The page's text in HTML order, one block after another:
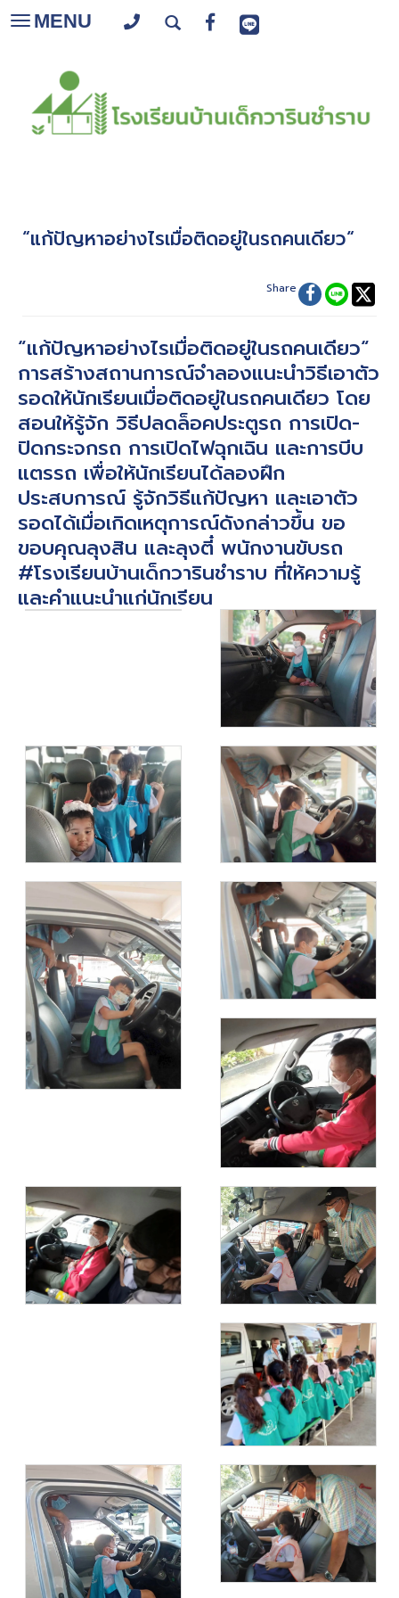
Toggle
MENU
“แก้ปัญหาอย่างไรเมื่อติดอยู่ในรถคนเดียว“
Share
“แก้ปัญหาอย่างไรเมื่อติดอยู่ในรถคนเดียว“
การสร้างสถานการณ์จำลองแนะนำวิธีเอาตัว
รอดให้นักเรียนเมื่อติดอยู่ในรถคนเดียว โดย
สอนให้รู้จัก วิธีปลดล็อคประตูรถ การเปิด-
ปิดกระจกรถ การเปิดไฟฉุกเฉิน และการบีบ
แตรรถ เพื่อให้นักเรียนได้ลองฝึก
ประสบการณ์ รู้จักวิธีแก้ปัญหา และเอาตัว
รอดได้เมื่อเกิดเหตุการณ์ดังกล่าวขึ้น ขอ
ขอบคุณลุงสิน และลุงตี๋ พนักงานขับรถ
#โรงเรียนบ้านเด็กวารินชำราบ ที่ให้ความรู้
และคำแนะนำแก่นักเรียน